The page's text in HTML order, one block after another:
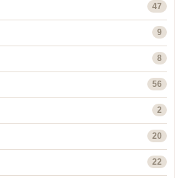
47
9
8
56
2
20
22